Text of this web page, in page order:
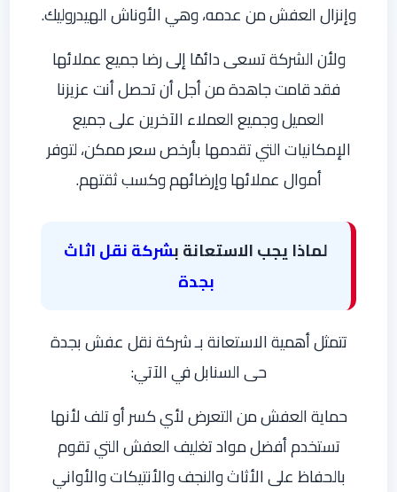
وإنزال العفش من عدمه، وهي الأوناش الهيدروليك.
ولأن الشركة تسعى دائمًا إلى رضا جميع عملائها
فقد قامت جاهدة من أجل أن تحصل أنت عزيزنا
العميل وجميع العملاء الآخرين على جميع
الإمكانيات التي تقدمها بأرخص سعر ممكن، لتوفر
أموال عملائها وإرضائهم وكسب ثقتهم.
لماذا يجب الاستعانة بشركة نقل اثاث
بجدة
تتمثل أهمية الاستعانة بـ شركة نقل عفش بجدة
حى السنابل في الآتي:
حماية العفش من التعرض لأي كسر أو تلف لأنها
تستخدم أفضل مواد تغليف العفش التي تقوم
بالحفاظ على الأثاث والنجف والأنتيكات والأواني